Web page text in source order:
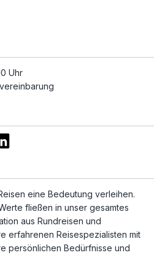
Uhr
eine Bedeutung verleihen.
fließen in unser gesamtes
aus Rundreisen und
erfahrenen Reisespezialisten mit
persönlichen Bedürfnisse und